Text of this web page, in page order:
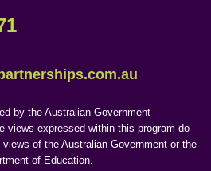
by the Australian Government
views expressed within this program do
of the Australian Government or the
of Education.